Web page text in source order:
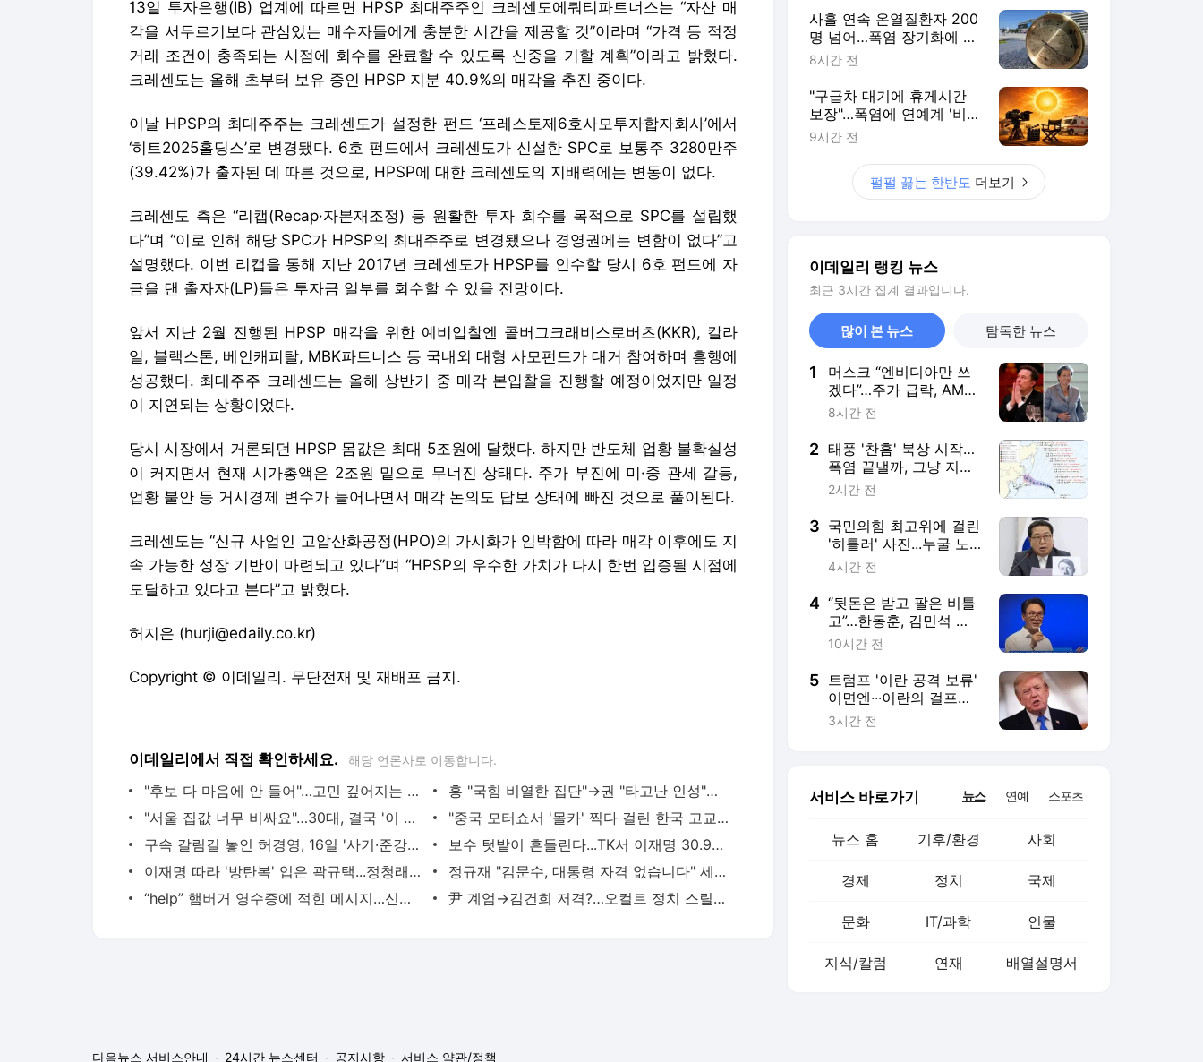
13일 투자은행(IB) 업계에 따르면 HPSP 최대주주인 크레센도에쿼티파트너스는 “자산 매
각을 서두르기보다 관심있는 매수자들에게 충분한 시간을 제공할 것”이라며 “가격 등 적정
거래 조건이 충족되는 시점에 회수를 완료할 수 있도록 신중을 기할 계획”이라고 밝혔다.
크레센도는 올해 초부터 보유 중인 HPSP 지분 40.9%의 매각을 추진 중이다.
이날 HPSP의 최대주주는 크레센도가 설정한 펀드 ‘프레스토제6호사모투자합자회사’에서
‘히트2025홀딩스’로 변경됐다. 6호 펀드에서 크레센도가 신설한 SPC로 보통주 3280만주
(39.42%)가 출자된 데 따른 것으로, HPSP에 대한 크레센도의 지배력에는 변동이 없다.
크레센도 측은 “리캡(Recap·자본재조정) 등 원활한 투자 회수를 목적으로 SPC를 설립했
다”며 “이로 인해 해당 SPC가 HPSP의 최대주주로 변경됐으나 경영권에는 변함이 없다”고
설명했다. 이번 리캡을 통해 지난 2017년 크레센도가 HPSP를 인수할 당시 6호 펀드에 자
금을 댄 출자자(LP)들은 투자금 일부를 회수할 수 있을 전망이다.
앞서 지난 2월 진행된 HPSP 매각을 위한 예비입찰엔 콜버그크래비스로버츠(KKR), 칼라
일, 블랙스톤, 베인캐피탈, MBK파트너스 등 국내외 대형 사모펀드가 대거 참여하며 흥행에
성공했다. 최대주주 크레센도는 올해 상반기 중 매각 본입찰을 진행할 예정이었지만 일정
이 지연되는 상황이었다.
당시 시장에서 거론되던 HPSP 몸값은 최대 5조원에 달했다. 하지만 반도체 업황 불확실성
이 커지면서 현재 시가총액은 2조원 밑으로 무너진 상태다. 주가 부진에 미·중 관세 갈등,
업황 불안 등 거시경제 변수가 늘어나면서 매각 논의도 답보 상태에 빠진 것으로 풀이된다.
크레센도는 “신규 사업인 고압산화공정(HPO)의 가시화가 임박함에 따라 매각 이후에도 지
속 가능한 성장 기반이 마련되고 있다”며 “HPSP의 우수한 가치가 다시 한번 입증될 시점에
도달하고 있다고 본다”고 밝혔다.
허지은 (hurji@edaily.co.kr)
Copyright © 이데일리. 무단전재 및 재배포 금지.
이데일리에서 직접 확인하세요. 해당 언론사로 이동합니다.
"후보 다 마음에 안 들어"…고민 깊어지는 영남 표심[르포]
홍 "국힘 비열한 집단"→권 "타고난 인성"→이 "진짜 싸가지"
"서울 집값 너무 비싸요"…30대, 결국 '이 동네' 갔다
"중국 모터쇼서 '몰카' 찍다 걸린 한국 고교생"...학교 해명보니
구속 갈림길 놓인 허경영, 16일 '사기·준강제추행 혐의' 영장심사
보수 텃밭이 흔들린다...TK서 이재명 30.9% '꿈의 득표율' 보인다
이재명 따라 '방탄복' 입은 곽규택...정청래 "귀엽네"
정규재 "김문수, 대통령 자격 없습니다" 세 가지 이유는
“help” 햄버거 영수증에 적힌 메시지…신고하자 ‘황당 반전’
尹 계엄→김건희 저격?…오컬트 정치 스릴러 '신명' 예고편 반응 폭발
사흘 연속 온열질환자 200
명 넘어…폭염 장기화에 누
적 2665명
8시간 전
"구급차 대기에 휴게시간
보장"…폭염에 연예계 '비상
태세'(종합)
9시간 전
펄펄 끓는 한반도 더보기
이데일리 랭킹 뉴스
최근 3시간 집계 결과입니다.
많이 본 뉴스 탐독한 뉴스
1
머스크 “엔비디아만 쓰
겠다”…주가 급락, AMD
CEO 반응은
8시간 전
2 태풍 '찬홈' 북상 시작…
폭염 끝낼까, 그냥 지나
갈까
2시간 전
3 국민의힘 최고위에 걸린
'히틀러' 사진...누굴 노
렸나
4시간 전
4 “뒷돈은 받고 팔은 비틀
고”…한동훈, 김민석 직
격
10시간 전
5 트럼프 '이란 공격 보류'
이면엔···이란의 걸프국
협박
3시간 전
서비스 바로가기 뉴스 연예 스포츠
뉴스 홈 기후/환경 사회
경제 정치 국제
문화 IT/과학 인물
지식/칼럼 연재 배열설명서
다음뉴스 서비스안내 24시간 뉴스센터 공지사항 서비스 약관/정책